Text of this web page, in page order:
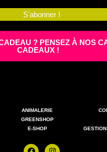
S'abonner !
? PENSEZ À NOS
CADEAUX !
ANIMALERIE
GREENSHOP
E-SHOP